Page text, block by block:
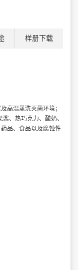
样册下载
高温蒸洗灭菌环境；
、热巧克力、酸奶、
品、食品以及腐蚀性